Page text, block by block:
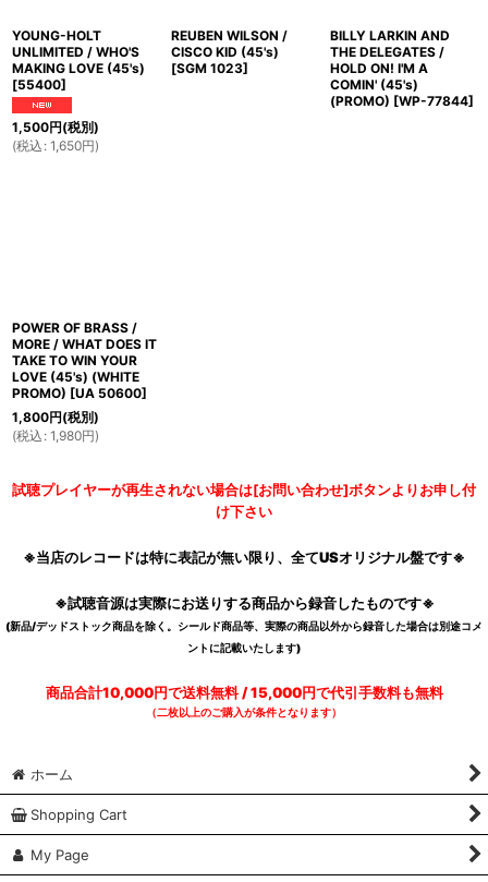
YOUNG-HOLT
UNLIMITED / WHO'S
MAKING LOVE (45's)
[55400]
1,500円(税別)
(税込 : 1,650円)
REUBEN WILSON /
CISCO KID (45's)
[SGM 1023]
BILLY LARKIN AND
THE DELEGATES /
HOLD ON! I'M A
COMIN' (45's)
(PROMO) [WP-77844]
POWER OF BRASS /
MORE / WHAT DOES IT
TAKE TO WIN YOUR
LOVE (45's) (WHITE
PROMO) [UA 50600]
1,800円(税別)
(税込 : 1,980円)
試聴プレイヤーが再生されない場合は[お問い合わせ]ボタンよりお申し付
け下さい
※当店のレコードは特に表記が無い限り、全てUSオリジナル盤です※
※試聴音源は実際にお送りする商品から録音したものです※
(新品/デッドストック商品を除く。シールド商品等、実際の商品以外から録音した場合は別途コメ
ントに記載いたします)
商品合計10,000円で送料無料 / 15,000円で代引手数料も無料
（二枚以上のご購入が条件となります）
ホーム
Shopping Cart
My Page